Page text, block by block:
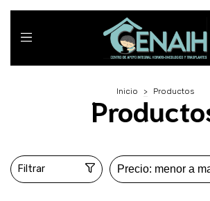
Inicio > Productos
Filtrar